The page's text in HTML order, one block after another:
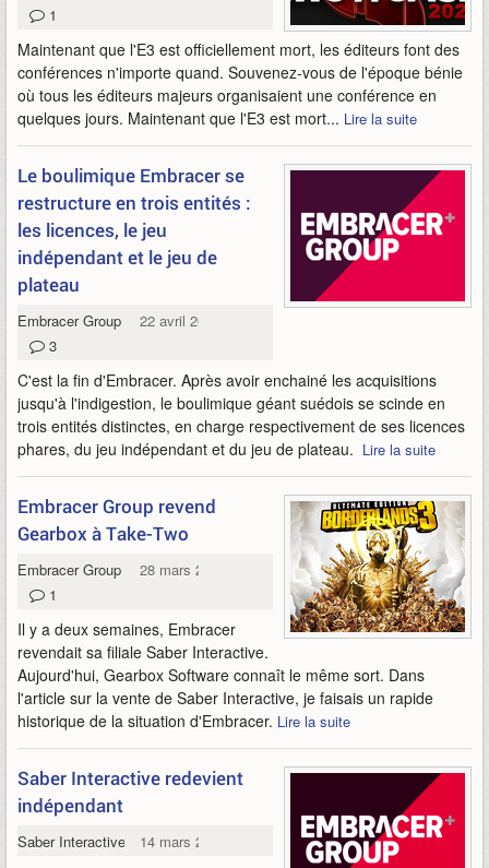
1
Maintenant que l'E3 est officiellement mort, les éditeurs font des
conférences n'importe quand. Souvenez-vous de l'époque bénie
où tous les éditeurs majeurs organisaient une conférence en
quelques jours. Maintenant que l'E3 est mort... Lire la suite
Le boulimique Embracer se
restructure en trois entités :
les licences, le jeu
indépendant et le jeu de
plateau
Embracer Group
22 avril 2024
3
C'est la fin d'Embracer. Après avoir enchainé les acquisitions
jusqu'à l'indigestion, le boulimique géant suédois se scinde en
trois entités distinctes, en charge respectivement de ses licences
phares, du jeu indépendant et du jeu de plateau. Lire la suite
Embracer Group revend
Gearbox à Take-Two
Embracer Group
28 mars 2024
1
Il y a deux semaines, Embracer
revendait sa filiale Saber Interactive.
Aujourd'hui, Gearbox Software connaît le même sort. Dans
l'article sur la vente de Saber Interactive, je faisais un rapide
historique de la situation d'Embracer. Lire la suite
Saber Interactive redevient
indépendant
Saber Interactive 14 mars 2024